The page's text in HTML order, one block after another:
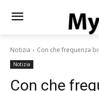
Notizia Con che frequenza
Notizia
Con che